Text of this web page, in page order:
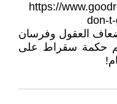
https://
don-
العقول وفرسان
فهم حكمة سقراط على